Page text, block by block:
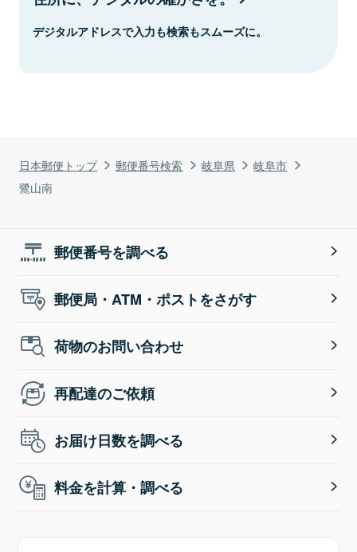
日本郵便トップ 郵便番号検索 岐阜県
岐阜市
鷺山南
デジタルアドレスで入力も検索もスムーズに。
郵便番号を調べる
郵便局・ATM・ポストをさがす
荷物のお問い合わせ
再配達のご依頼
お届け日数を調べる
料金を計算・調べる